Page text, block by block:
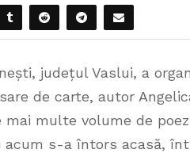
județul Vaslui, a
de carte, autor
mai multe volume de
s-a întors acasă,